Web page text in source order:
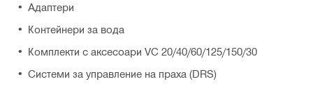
Адаптери
Контейнери за вода
Комплекти с аксесоари VC 20/40/60/125/150/30
Системи за управление на праха (DRS)